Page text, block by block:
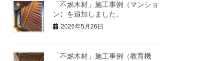
「不燃木材」施工事例（マンショ
ン）を追加しました。
2026年5月26日
「不燃木材」施工事例（教育機